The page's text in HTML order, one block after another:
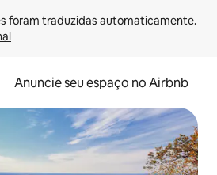
Anuncie seu espaço no Airbnb